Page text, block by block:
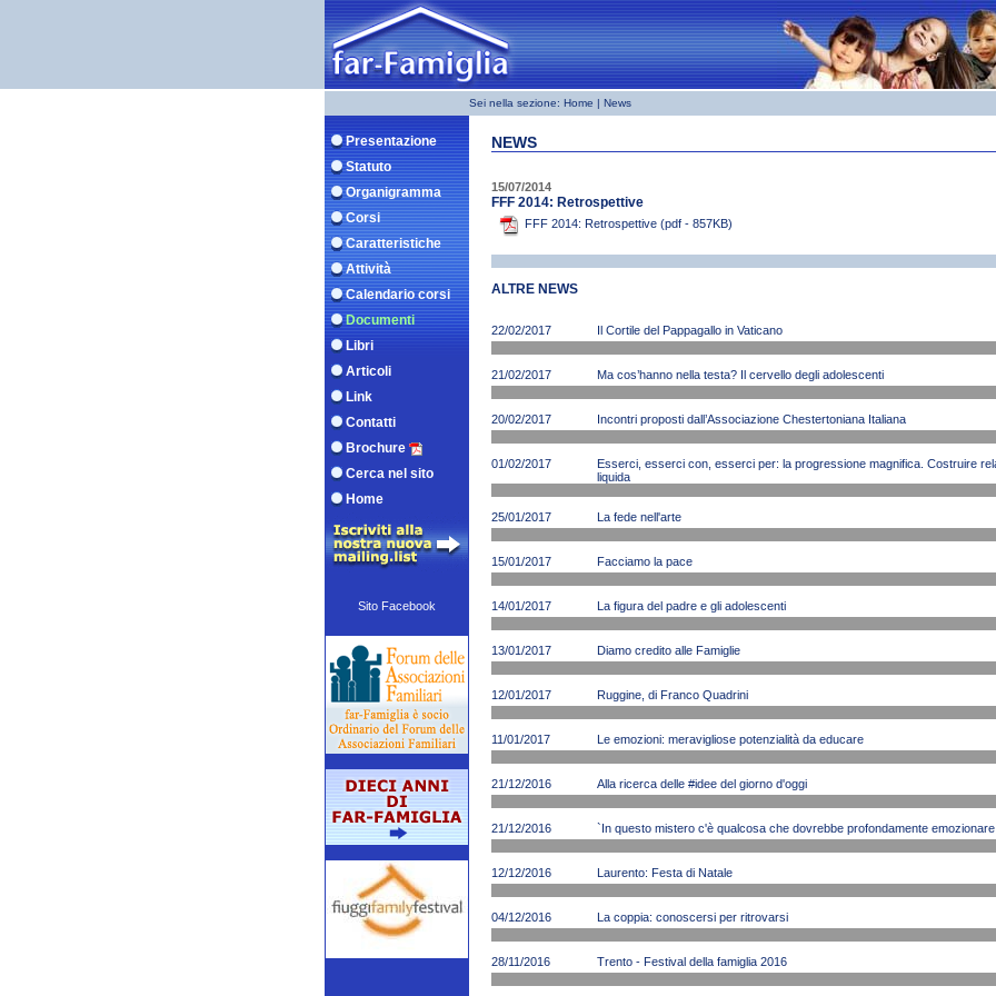
Sei nella sezione: Home | News
Presentazione
Statuto
Organigramma
Corsi
Caratteristiche
Attività
Calendario corsi
Documenti
Libri
Articoli
Link
Contatti
Brochure
Cerca nel sito
Home
Sito Facebook
NEWS
15/07/2014
FFF 2014: Retrospettive
FFF 2014: Retrospettive (pdf - 857KB)
ALTRE NEWS
22/02/2017 Il Cortile del Pappagallo in Vaticano
21/02/2017 Ma cos’hanno nella testa? Il cervello degli adolescenti
20/02/2017 Incontri proposti dall’Associazione Chestertoniana Italiana
01/02/2017
Esserci, esserci con, esserci per: la progressione magnifica. Costruire
liquida
25/01/2017 La fede nell'arte
15/01/2017 Facciamo la pace
14/01/2017 La figura del padre e gli adolescenti
13/01/2017 Diamo credito alle Famiglie
12/01/2017 Ruggine, di Franco Quadrini
11/01/2017 Le emozioni: meravigliose potenzialità da educare
21/12/2016 Alla ricerca delle #idee del giorno d'oggi
21/12/2016 `In questo mistero c'è qualcosa che dovrebbe profondamente
12/12/2016 Laurento: Festa di Natale
04/12/2016 La coppia: conoscersi per ritrovarsi
28/11/2016 Trento - Festival della famiglia 2016